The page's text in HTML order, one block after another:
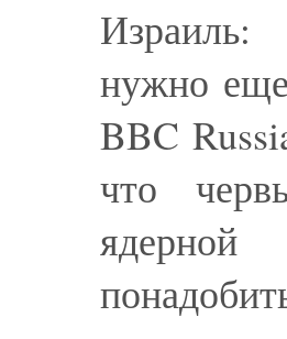
нужно
BBC
что